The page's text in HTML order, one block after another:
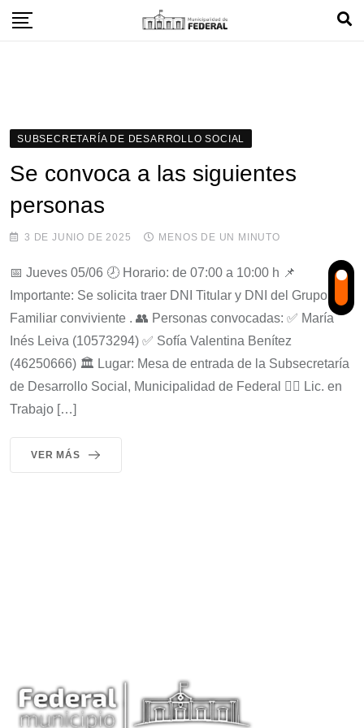
Skip
SUBSECRETARÍA DE DESARROLLO SOCIAL
Se convoca a las siguientes
personas
3 DE JUNIO DE 2025 MENOS DE UN MINUTO
📅 Jueves 05/06 🕗 Horario: de 07:00 a 10:00 h 📌
Importante: Se solicita traer DNI Titular y DNI del Grupo
Familiar conviviente . 👥 Personas convocadas: ✅ María
Inés Leiva (10573294) ✅ Sofía Valentina Benítez
(46250666) 🏛 Lugar: Mesa de entrada de la Subsecretaría
de Desarrollo Social, Municipalidad de Federal 👩‍⚕️ Lic. en
Trabajo […]
VER MÁS